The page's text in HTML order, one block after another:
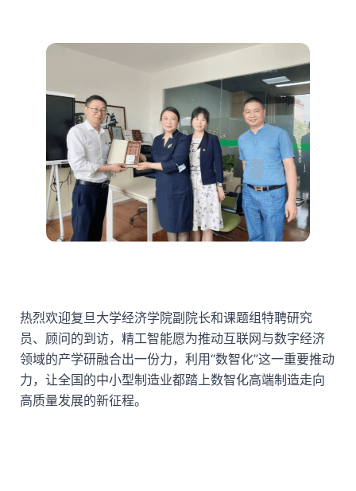
热烈欢迎复旦大学经济学院副院长和课题组特聘研究
员、顾问的到访，精工智能愿为推动互联网与数字经济
领域的产学研融合出一份力，利用“数智化”这一重要推动
力，让全国的中小型制造业都踏上数智化高端制造走向
高质量发展的新征程。